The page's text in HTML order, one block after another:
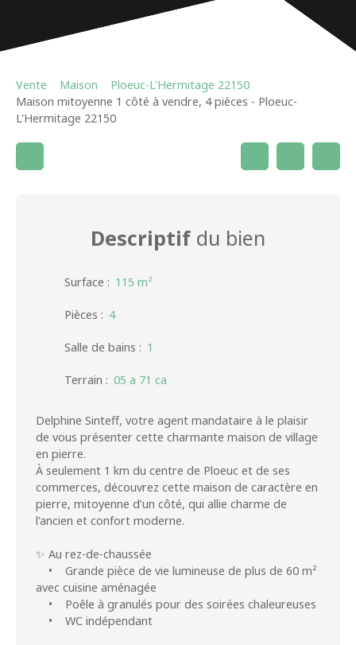
Vente Maison
Ploeuc-L'Hermitage 22150
Maison mitoyenne 1 côté à vendre, 4 pièces - Ploeuc-
L'Hermitage 22150
Descriptif du bien
Surface : 115 m²
Pièces : 4
Salle de bains : 1
Terrain : 05 a 71 ca
Delphine Sinteff, votre agent mandataire à le plaisir
de vous présenter cette charmante maison de village
en pierre.
À seulement 1 km du centre de Ploeuc et de ses
commerces, découvrez cette maison de caractère en
pierre, mitoyenne d’un côté, qui allie charme de
l’ancien et confort moderne.
✨ Au rez-de-chaussée
• Grande pièce de vie lumineuse de plus de 60 m²
avec cuisine aménagée
• Poêle à granulés pour des soirées chaleureuses
• WC indépendant